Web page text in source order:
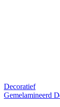
Decoratief
Gemelamineerd